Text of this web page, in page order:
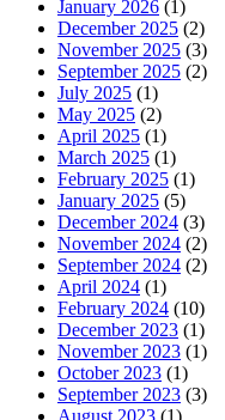
January 2026 (1)
December 2025 (2)
November 2025 (3)
September 2025 (2)
July 2025 (1)
May 2025 (2)
April 2025 (1)
March 2025 (1)
February 2025 (1)
January 2025 (5)
December 2024 (3)
November 2024 (2)
September 2024 (2)
April 2024 (1)
February 2024 (10)
December 2023 (1)
November 2023 (1)
October 2023 (1)
September 2023 (3)